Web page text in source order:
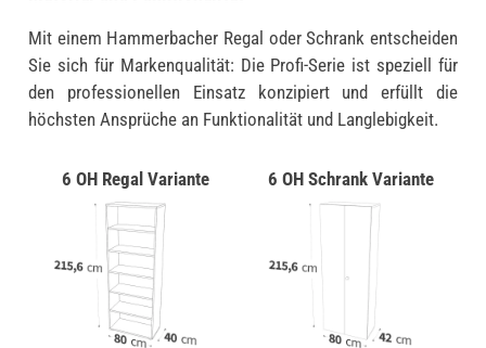
Mit einem Hammerbacher Regal oder Schrank entscheiden
Sie sich für Markenqualität: Die Profi-Serie ist speziell für
den professionellen Einsatz konzipiert und erfüllt die
höchsten Ansprüche an Funktionalität und Langlebigkeit.
6 OH Regal Variante 6 OH Schrank Variante